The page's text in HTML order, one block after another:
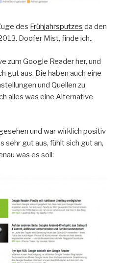
des Frühjahrsputzes da den
Doofer Mist, finde ich..
zum Google Reader her, und
gut aus. Die haben auch eine
und Quellen zu
alles was eine Alternative
und war wirklich positiv
sehr gut aus, fühlt sich gut an,
was es soll: